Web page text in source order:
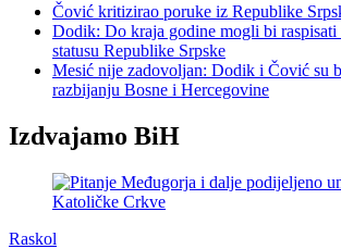
Čović kritizirao poruke iz Republike
Dodik: Do kraja godine mogli bi raspisati
statusu Republike Srpske
Mesić nije zadovoljan: Dodik i Čović su
razbijanju Bosne i Hercegovine
Izdvajamo BiH
Raskol